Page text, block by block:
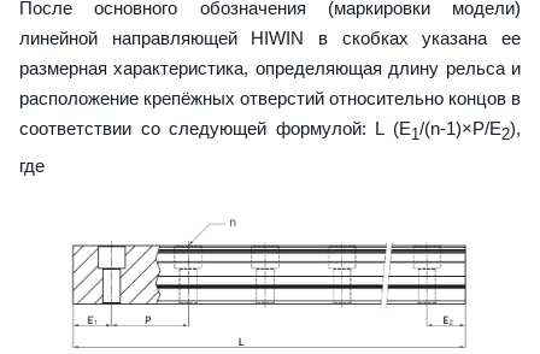
После основного обозначения (маркировки модели)
линейной направляющей HIWIN в скобках указана ее
размерная характеристика, определяющая длину рельса и
расположение крепёжных отверстий относительно концов в
соответствии со следующей формулой: L (E1/(n-1)×P/E2),
где